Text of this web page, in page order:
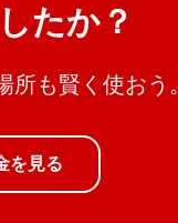
たか？
所も賢く使おう
を見る